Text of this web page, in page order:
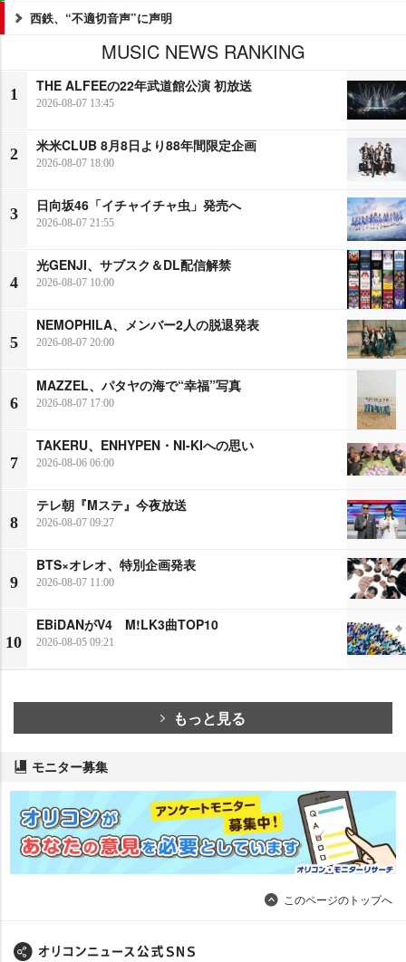
西鉄、“不適切音声”に声明
MUSIC NEWS RANKING
1
THE ALFEEの22年武道館公演 初放送
2026-08-07 13:45
2
米米CLUB 8月8日より88年間限定企画
2026-08-07 18:00
3
日向坂46「イチャイチャ虫」発売へ
2026-08-07 21:55
4
光GENJI、サブスク＆DL配信解禁
2026-08-07 10:00
5
NEMOPHILA、メンバー2人の脱退発表
2026-08-07 20:00
6
MAZZEL、パタヤの海で“幸福”写真
2026-08-07 17:00
7
TAKERU、ENHYPEN・NI-KIへの思い
2026-08-06 06:00
8
テレ朝『Mステ』今夜放送
2026-08-07 09:27
9
BTS×オレオ、特別企画発表
2026-08-07 11:00
10
EBiDANがV4 M!LK3曲TOP10
2026-08-05 09:21
もっと見る
モニター募集
このページのトップへ